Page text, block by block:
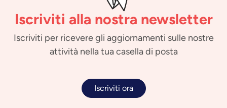
Iscriviti alla nostra newsletter
Iscriviti per ricevere gli aggiornamenti sulle nostre
attività nella tua casella di posta
Iscriviti ora